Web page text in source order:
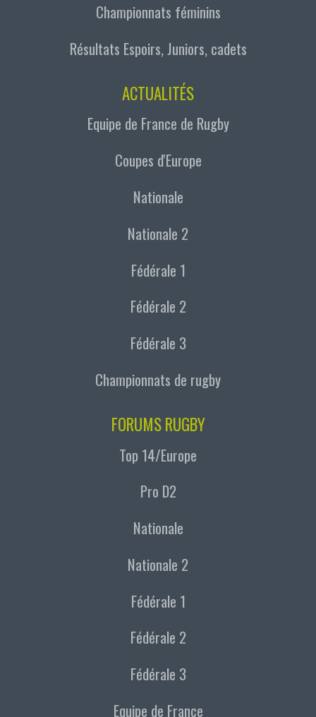
Championnats féminins
Résultats Espoirs, Juniors, cadets
ACTUALITÉS
Equipe de France de Rugby
Coupes d'Europe
Nationale
Nationale 2
Fédérale 1
Fédérale 2
Fédérale 3
Championnats de rugby
FORUMS RUGBY
Top 14/Europe
Pro D2
Nationale
Nationale 2
Fédérale 1
Fédérale 2
Fédérale 3
Equipe de France